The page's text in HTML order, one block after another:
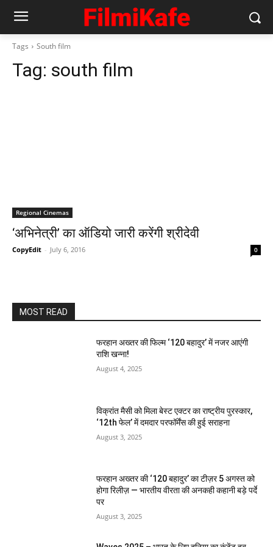
Tags South film
Tag: south film
Regional Cinemas
‘अभिनेत्री’ का ऑडियो जारी करेंगी श्रीदेवी
CopyEdit - July 6, 2016 0
MOST READ
फरहान अख्तर की फिल्म ‘120 बहादुर’ में नजर आएंगी
राशि खन्ना!
August 4, 2025
विक्रांत मैसी को मिला बेस्ट एक्टर का राष्ट्रीय पुरस्कार,
‘12th फेल’ में दमदार परफॉर्मेंस की हुई सराहना
August 3, 2025
फरहान अख्तर की ‘120 बहादुर’ का टीज़र 5 अगस्त को
होगा रिलीज़ — भारतीय वीरता की अनकही कहानी बड़े पर्दे
पर
August 3, 2025